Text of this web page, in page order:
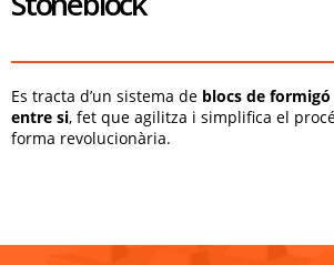
Es tracta d’un sistema de blocs de formigó
entre si, fet que agilitza i simplifica el
forma revolucionària.